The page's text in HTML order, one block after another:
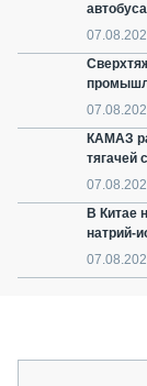
КАМАЗ
тягачей
В Китае
натрий-